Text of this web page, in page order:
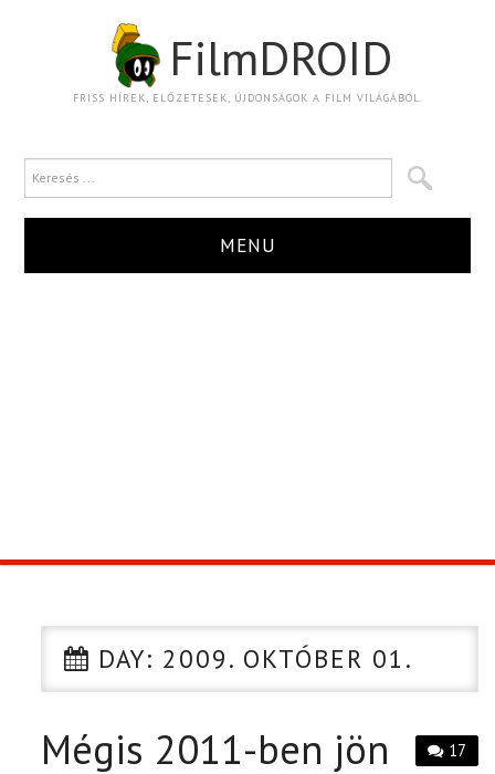
FilmDROID
FRISS HÍREK, ELŐZETESEK, ÚJDONSÁGOK A FILM VILÁGÁBÓL.
MENU
CIKK
PÓLÓ RENDELÉS
DAY: 2009. OKTÓBER 01.
17
Mégis 2011-ben jön